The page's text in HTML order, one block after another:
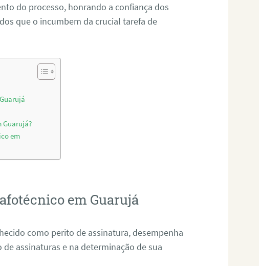
do processo, honrando a confiança dos
que o incumbem da crucial tarefa de
Guarujá?
em
em Guarujá
como perito de assinatura, desempenha
assinaturas e na determinação de sua